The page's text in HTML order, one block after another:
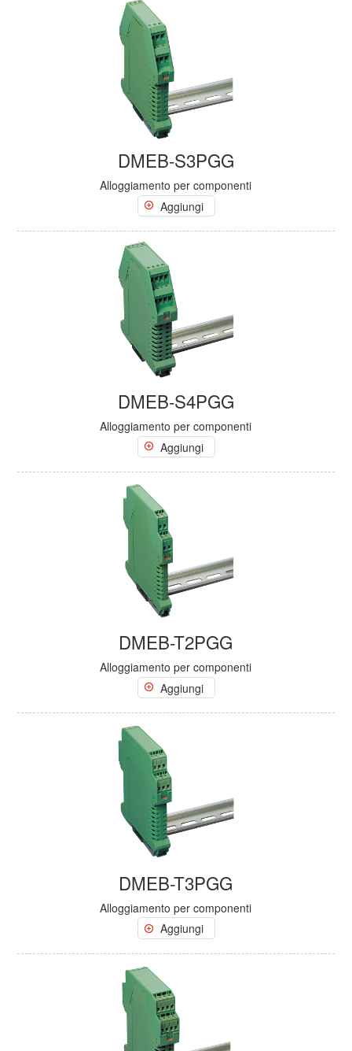
DMEB-S3PGG
Alloggiamento per componenti
Aggiungi
DMEB-S4PGG
Alloggiamento per componenti
Aggiungi
DMEB-T2PGG
Alloggiamento per componenti
Aggiungi
DMEB-T3PGG
Alloggiamento per componenti
Aggiungi